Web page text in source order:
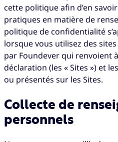
cette politique afin d’en
pratiques en matière de
politique de confidentialité
lorsque vous utilisez des
par Foundever qui renvoient
déclaration (les « Sites ») et
ou présentés sur les Sites.
Collecte de
personnels